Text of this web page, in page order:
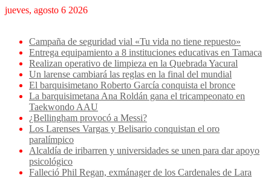
jueves, agosto 6 2026
Campaña de seguridad vial «Tu vida no tiene repuesto»
Entrega equipamiento a 8 instituciones educativas en Tamaca
Realizan operativo de limpieza en la Quebrada Yacural
Un larense cambiará las reglas en la final del mundial
El barquisimetano Roberto García conquista el bronce
La barquisimetana Ana Roldán gana el tricampeonato en
Taekwondo AAU
¿Bellingham provocó a Messi?
Los Larenses Vargas y Belisario conquistan el oro
paralímpico
Alcaldía de iribarren y universidades se unen para dar apoyo
psicológico
Falleció Phil Regan, exmánager de los Cardenales de Lara